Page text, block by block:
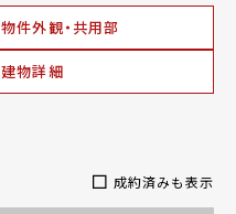
物件外観・共用部
建物詳細
成約済みも表示